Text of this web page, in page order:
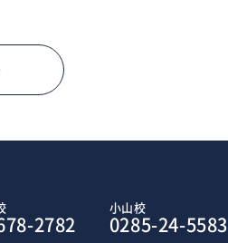
2782
小山校
0285-24-5583